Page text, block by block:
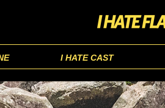
I HATE CAST